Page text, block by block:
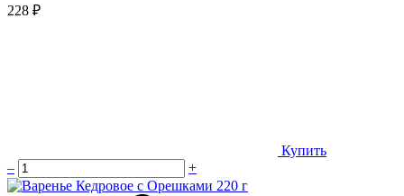
228 ₽
Купить
–
+